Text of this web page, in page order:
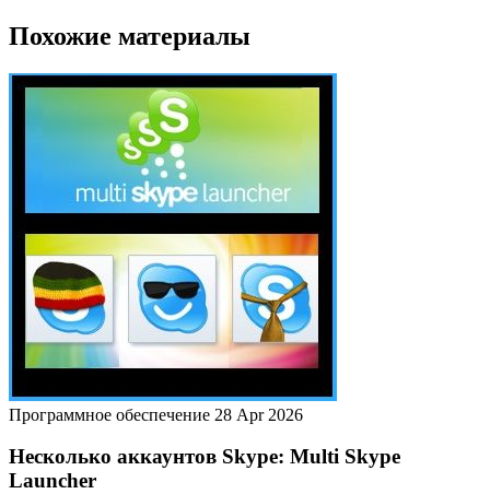
Похожие материалы
Программное обеспечение 28 Apr 2026
Несколько аккаунтов Skype: Multi Skype
Launcher